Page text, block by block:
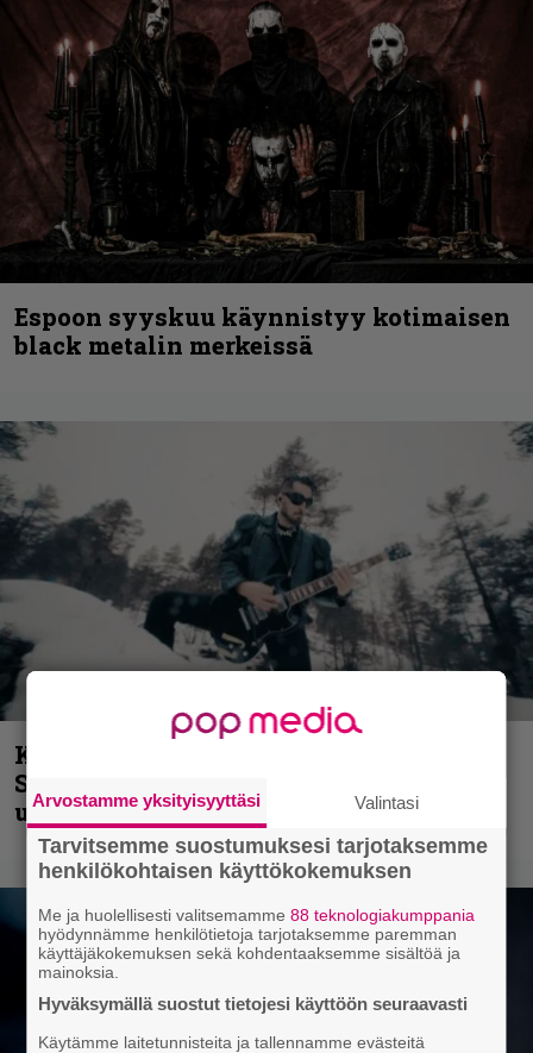
Espoon syyskuu käynnistyy kotimaisen
black metalin merkeissä
Kunnianosoitus hyiselle Pohjolalle –
Shining hyppäsi keskelle kinoksia
uudella videollaan
Arvostamme yksityisyyttäsi Valintasi
Tarvitsemme suostumuksesi tarjotaksemme
henkilökohtaisen käyttökokemuksen
Me ja huolellisesti valitsemamme88 teknologiakumppania
hyödynnämme henkilötietoja tarjotaksemme paremman
käyttäjäkokemuksen sekä kohdentaaksemme sisältöä ja
mainoksia.
Hyväksymällä suostut tietojesi käyttöön seuraavasti
Käytämme laitetunnisteita ja tallennamme evästeitä